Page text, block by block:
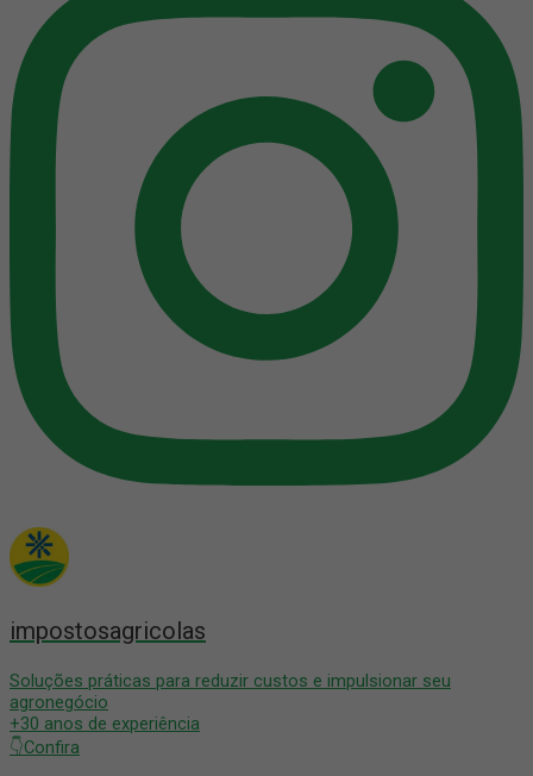
impostosagricolas
Soluções práticas para reduzir custos e impulsionar seu
agronegócio
+30 anos de experiência
👇Confira